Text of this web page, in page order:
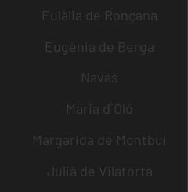
Eulàlia de Ronçana
Eugènia de Berga
Navas
Maria d´Oló
Margarida de Montbui
Julià de Vilatorta